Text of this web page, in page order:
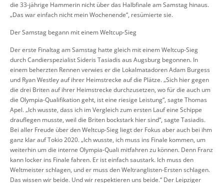
die 33-jährige Hammerin nicht über das Halbfinale am Samstag hinaus.
„Das war einfach nicht mein Wochenende“, resümierte sie.
Der Samstag begann mit einem Weltcup-Sieg
Der erste Finaltag am Samstag hatte gleich mit einem Weltcup-Sieg
durch Candierspezialist Sideris Tasiadis aus Augsburg begonnen. In
einem beherzten Rennen verwies er die Lokalmatadoren Adam Burgess
und Ryan Westley auf ihrer Heimstrecke auf die Plätze. „Sich hier gegen
die drei Briten auf ihrer Heimstrecke durchzusetzen, wo für die auch um
die Olympia-Qualifikation geht, ist eine riesige Leistung“, sagte Thomas
Apel. „Ich wusste, dass ich im Vergleich zum ersten Lauf eine Schippe
drauflegen musste, weil die Briten bockstark hier sind“, sagte Tasiadis.
Bei aller Freude über den Weltcup-Sieg liegt der Fokus aber auch bei ihm
ganz klar auf Tokio 2020. „Ich wusste, ich muss ins Finale kommen, um
weiterhin um die interne Olympia-Quali mitfahren zu können. Denn Franz
kann locker ins Finale fahren. Er ist einfach saustark. Ich muss den
Weltmeister schlagen, und er muss den Weltranglisten-Ersten schlagen.
Das wissen wir beide. Und wir respektieren uns beide.“ Der Leipziger